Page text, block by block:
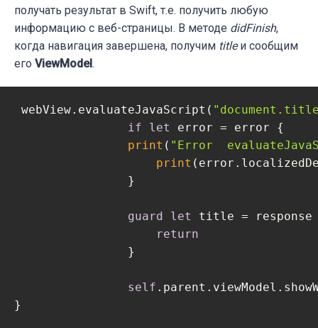
получать результат в Swift, т.е. получить любую
информацию с веб-страницы. В методе didFinish,
когда навигация завершена, получим titleи сообщим
его ViewModel.
webView.evaluateJavaScript(
if
let
error = error {
print ( "Error
print
                }
guard let
title =
return
                }
self
}